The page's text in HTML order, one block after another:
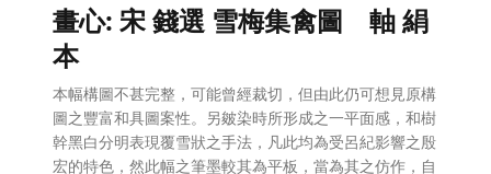
畫心: 宋 錢選 雪梅集禽圖 軸 絹
本
本幅構圖不甚完整，可能曾經裁切，但由此仍可想見原構
圖之豐富和具圖案性。另皴染時所形成之一平面感，和樹
幹黑白分明表現覆雪狀之手法，凡此均為受呂紀影響之殷
宏的特色，然此幅之筆墨較其為平板，當為其之仿作，自